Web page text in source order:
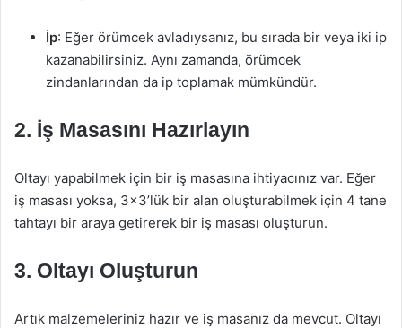
İp: Eğer örümcek avladıysanız, bu sırada bir veya iki ip
kazanabilirsiniz. Aynı zamanda, örümcek
zindanlarından da ip toplamak mümkündür.
2. İş Masasını Hazırlayın
Oltayı yapabilmek için bir iş masasına ihtiyacınız var. Eğer
iş masası yoksa, 3×3’lük bir alan oluşturabilmek için 4 tane
tahtayı bir araya getirerek bir iş masası oluşturun.
3. Oltayı Oluşturun
Artık malzemeleriniz hazır ve iş masanız da mevcut. Oltayı